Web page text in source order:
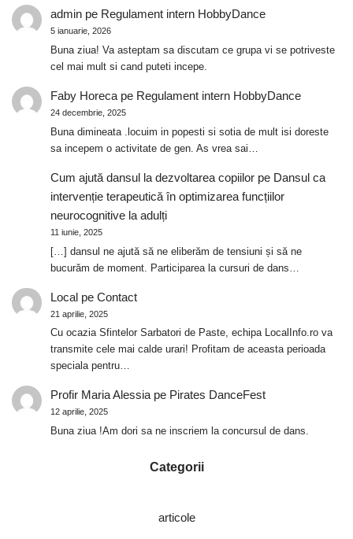
adminpe Regulament intern HobbyDance
5 ianuarie, 2026
Buna ziua! Va asteptam sa discutam ce grupa vi se potriveste
cel mai mult si cand puteti incepe.
Faby Horecape Regulament intern HobbyDance
24 decembrie, 2025
Buna dimineata .locuim in popesti si sotia de mult isi doreste
sa incepem o activitate de gen. As vrea sai…
Cum ajută dansul la dezvoltarea copiilorpe Dansul ca
intervenție terapeutică în optimizarea funcțiilor
neurocognitive la adulți
11 iunie, 2025
[…] dansul ne ajută să ne eliberăm de tensiuni și să ne
bucurăm de moment. Participarea la cursuri de dans…
Localpe Contact
21 aprilie, 2025
Cu ocazia Sfintelor Sarbatori de Paste, echipa LocalInfo.ro va
transmite cele mai calde urari! Profitam de aceasta perioada
speciala pentru…
Profir Maria Alessiape Pirates DanceFest
12 aprilie, 2025
Buna ziua !Am dori sa ne inscriem la concursul de dans.
Categorii
articole